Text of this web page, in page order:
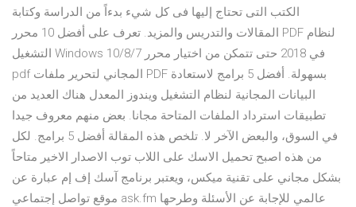
الكتب التى تحتاج إليها فى كل شيء بدءاً من الدراسة وكتابة
المقالات والتدريس والمزيد. تعرف على أفضل 10 محرر PDF لنظام
التشغيل Windows 10/8/7 في 2018 حتى تتمكن من اختيار محرر
pdf المجاني لتحرير ملفات PDF بسهولة. أفضل 5 برامج لاستعادة
البيانات المجانية لنظام التشغيل ويندوز المعدل هناك العديد من
تطبيقات استرداد الملفات المتاحة مجانا. بعض منهم معروف جيدا
في السوق، والبعض الآخر لا. تلخص هذه المقالة أفضل 5 برامج. لكل
من هذه اصبح تحميل الاسك على اللاب توب الاصدار الاخير متاحاً
بشكل مجاني على تقنية ميكس، ويعتبر برنامج آسك إف إم عبارة عن
موقع تواصل إجتماعي ask.fm عالمي للإجابة عن الأسئلة وطرحها